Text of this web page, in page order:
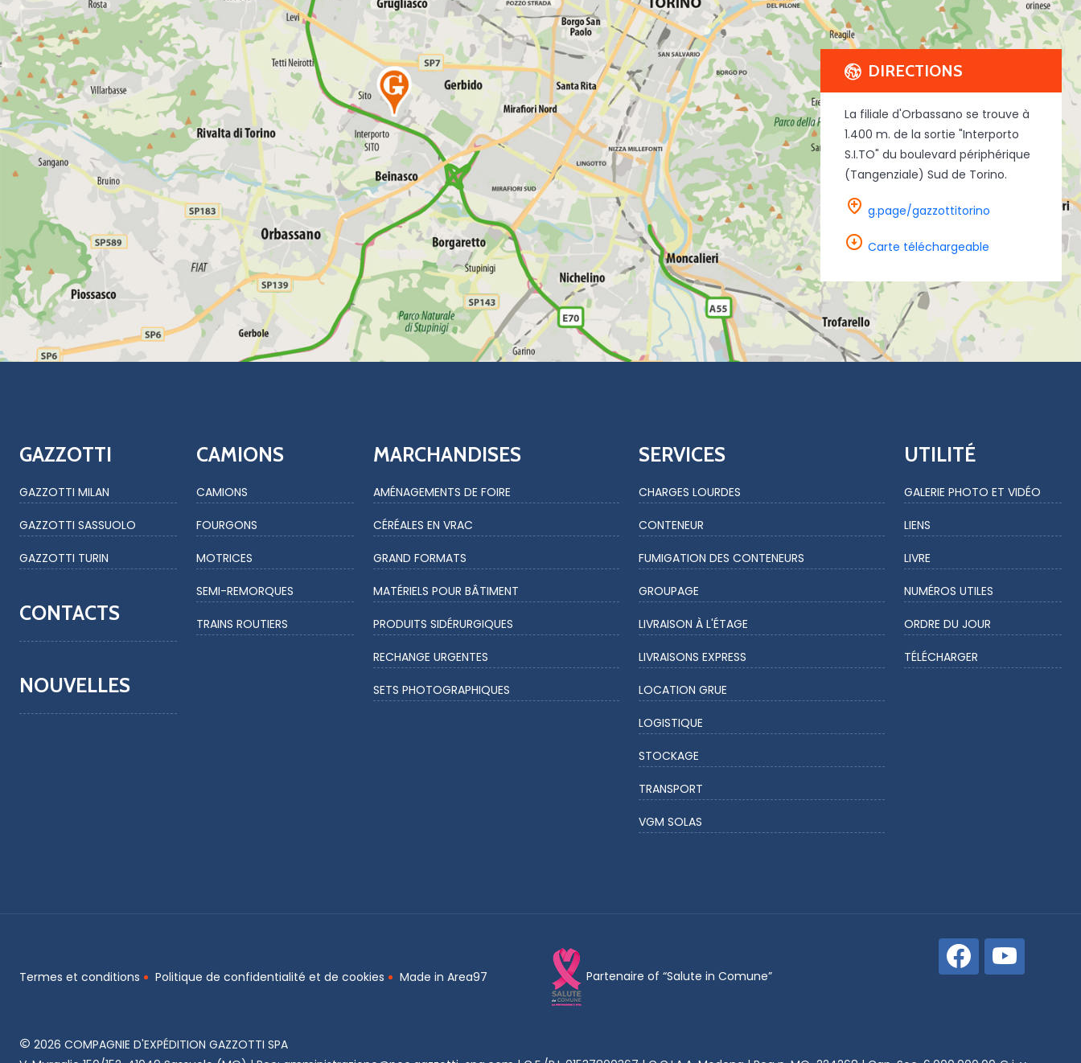
DIRECTIONS
La filiale d'Orbassano se trouve à
1.400 m. de la sortie "Interporto
S.I.TO" du boulevard périphérique
(Tangenziale) Sud de Torino.
g.page/gazzottitorino
Carte téléchargeable
GAZZOTTI
GAZZOTTI MILAN
GAZZOTTI SASSUOLO
GAZZOTTI TURIN
CONTACTS
NOUVELLES
CAMIONS
CAMIONS
FOURGONS
MOTRICES
SEMI-REMORQUES
TRAINS ROUTIERS
MARCHANDISES
AMÉNAGEMENTS DE FOIRE
CÉRÉALES EN VRAC
GRAND FORMATS
MATÉRIELS POUR BÂTIMENT
PRODUITS SIDÉRURGIQUES
RECHANGE URGENTES
SETS PHOTOGRAPHIQUES
SERVICES
CHARGES LOURDES
CONTENEUR
FUMIGATION DES CONTENEURS
GROUPAGE
LIVRAISON À L'ÉTAGE
LIVRAISONS EXPRESS
LOCATION GRUE
LOGISTIQUE
STOCKAGE
TRANSPORT
VGM SOLAS
UTILITÉ
GALERIE PHOTO ET VIDÉO
LIENS
LIVRE
NUMÉROS UTILES
ORDRE DU JOUR
TÉLÉCHARGER
Termes et conditions Politique de confidentialité et de cookies Made in Area97 Partenaire of “Salute in Comune”
2026 COMPAGNIE D'EXPÉDITION GAZZOTTI SPA